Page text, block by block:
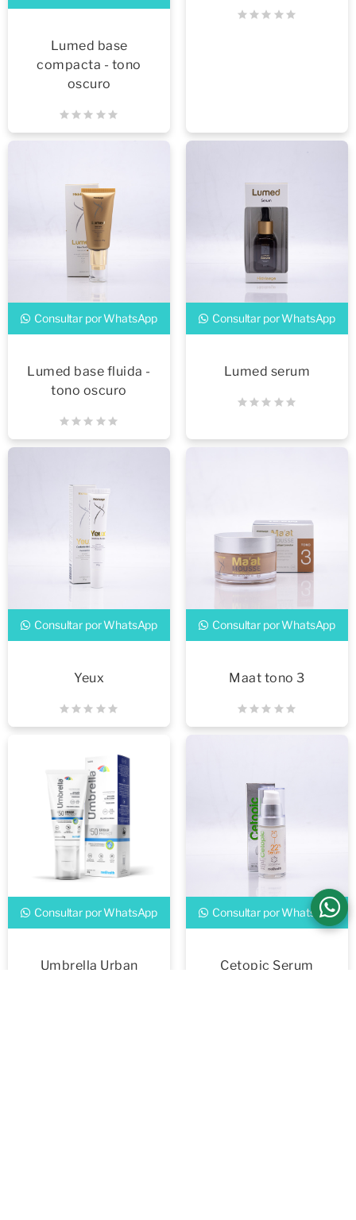
Lumed base
compacta - tono
oscuro
Consultar por WhatsApp
Lumed base fluida -
tono oscuro
Consultar por WhatsApp
Lumed serum
Consultar por WhatsApp
Yeux
Consultar por WhatsApp
Maat tono 3
Consultar por WhatsApp
Umbrella Urban
Consultar por WhatsApp
Cetopic Serum